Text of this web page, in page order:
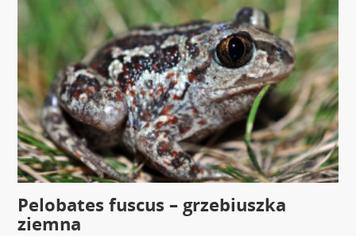
Pelobates fuscus – grzebiuszka
ziemna